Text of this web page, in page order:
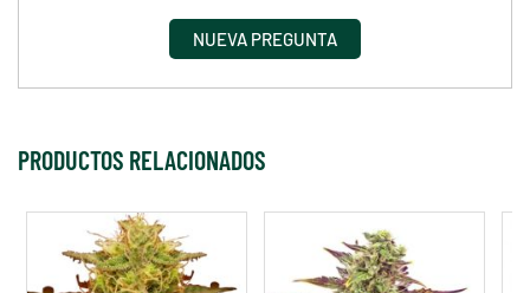
NUEVA PREGUNTA
PRODUCTOS RELACIONADOS